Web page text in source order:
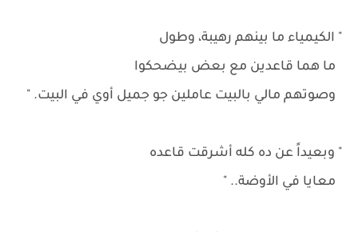
" الكيمياء ما بينهم رهيبة، وطول
ما هما قاعدين مع بعض بيضحكوا
وصوتهم مالي بالبيت عاملين جو جميل أوي في البيت. "
" وبعيداً عن ده كله أشرقت قاعده
معايا في الأوضة.. "